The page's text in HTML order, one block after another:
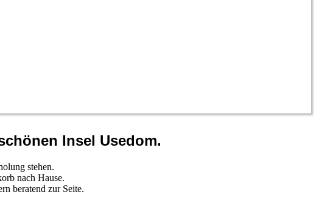
Insel Usedom.
stehen.
nach Hause.
beratend zur Seite.